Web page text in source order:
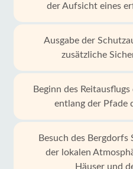
der Aufsicht eines
Ausgabe der
zusätzliche
Beginn des
entlang der Pfade
Besuch des Bergdorfs
der lokalen
Häuser und